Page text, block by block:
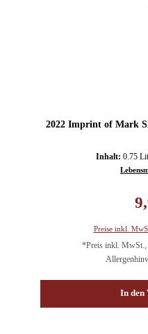
2022 Imprint of Mark
Inhalt: 0.75
Preise inkl.
*Preis inkl. MwSt.,
In den